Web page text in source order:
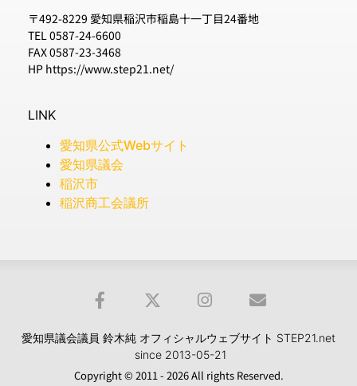
〒492-8229 愛知県稲沢市稲島十一丁目24番地
TEL 0587-24-6600
FAX 0587-23-3468
HP https://www.step21.net/
LINK
愛知県公式Webサイト
愛知県議会
稲沢市
稲沢商工会議所
愛知県議会議員 鈴木純 オフィシャルウェブサイト STEP21.net
since 2013-05-21
Copyright © 2011 - 2026 All rights Reserved.